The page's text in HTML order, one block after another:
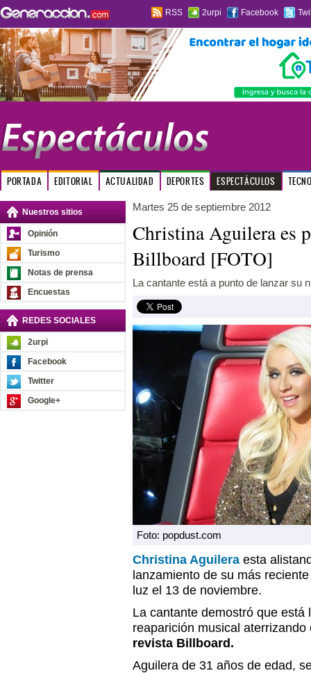
RSS 2urpi Facebook
PORTADA EDITORIAL ACTUALIDAD DEPORTES ESPECTÁCULOS
Nuestros sitios
Opinión
Turismo
Notas de prensa
Encuestas
REDES SOCIALES
2urpi
Facebook
Twitter
Google+
Martes 25 de septiembre 2012
Christina Aguilera es
Billboard [FOTO]
La cantante está a punto de lanzar su
Foto: popdust.com
Christina Aguilera esta
lanzamiento de su más
luz el 13 de noviembre.
La cantante demostró que está
reaparición musical
revista Billboard.
Aguilera de 31 años de edad,